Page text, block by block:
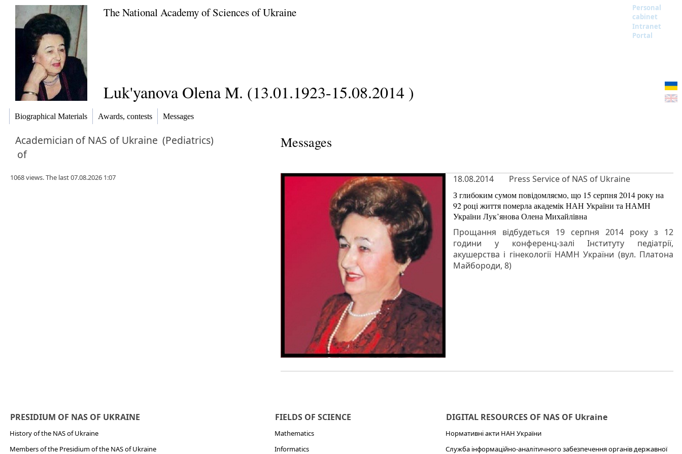
The National Academy of Sciences of Ukraine
Personal
cabinet
Intranet
Portal
Luk'yanova Olena M. (13.01.1923-15.08.2014 )
Biographical Materials Awards, contests Messages
Academician of NAS of Ukraine (Pediatrics)
of
1068 views. The last 07.08.2026 1:07
Messages
18.08.2014 Press Service of NAS of Ukraine
З глибоким сумом повідомляємо, що 15 серпня 2014 року на
92 році життя померла академік НАН України та НАМН
України Лук’янова Олена Михайлівна
Прощання відбудеться 19 серпня 2014 року з 12
години у конференц-залі Інституту педіатрії,
акушерства і гінекології НАМН України (вул. Платона
Майбороди, 8)
PRESIDIUM OF NAS OF UKRAINE
History of the NAS of Ukraine
Members of the Presidium of the NAS of Ukraine
FIELDS OF SCIENCE
Mathematics
Informatics
DIGITAL RESOURCES OF NAS OF Ukraine
Нормативні акти НАН України
Служба інформаційно-аналітичного забезпечення органів державної